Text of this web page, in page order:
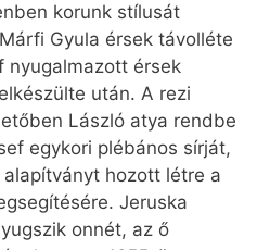
korunk stílusát
Gyula érsek távolléte
nyugalmazott érsek
után. A rezi
László atya rendbe
egykori plébános sírját,
hozott létre a
Jeruska
onnét, az ő